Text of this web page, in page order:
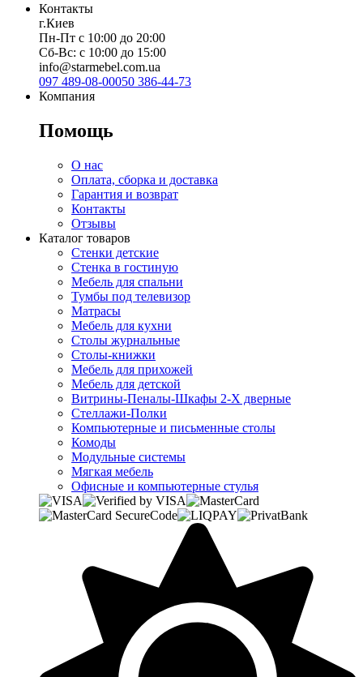
Контакты
г.Киев
Пн-Пт с 10:00 до 20:00
Сб-Вс: с 10:00 до 15:00
info@starmebel.com.ua
097 489-08-00050 386-44-73
Компания
Помощь
О нас
Оплата, сборка и доставка
Гарантия и возврат
Контакты
Отзывы
Каталог товаров
Стенки детские
Стенка в гостиную
Мебель для спальни
Тумбы под телевизор
Матрасы
Мебель для кухни
Столы журнальные
Столы-книжки
Мебель для прихожей
Мебель для детской
Витрины-Пеналы-Шкафы 2-Х дверные
Стеллажи-Полки
Компьютерные и письменные столы
Комоды
Модульные системы
Мягкая мебель
Офисные и компьютерные стулья